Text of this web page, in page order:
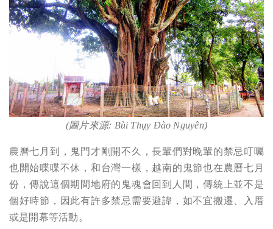
(圖片來源: Bùi Thụy Đào Nguyên)
農曆七月到，鬼門才剛開不久，長輩們對晚輩的禁忌叮囑
也開始喋喋不休，和台灣一樣，越南的鬼節也在農曆七月
份，傳說這個期間地府的鬼魂會回到人間，傳統上並不是
個好時節，因此有許多禁忌需要避諱，如不宜搬遷、入厝
或是開幕等活動。